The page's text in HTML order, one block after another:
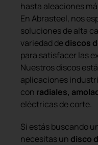
hasta aleaciones
En Abrasteel, nos
soluciones de alta
variedad dediscos
para satisfacer las
Nuestros discos
aplicaciones
con radiales,
eléctricas de corte.
Si estás buscando
necesitas un disco